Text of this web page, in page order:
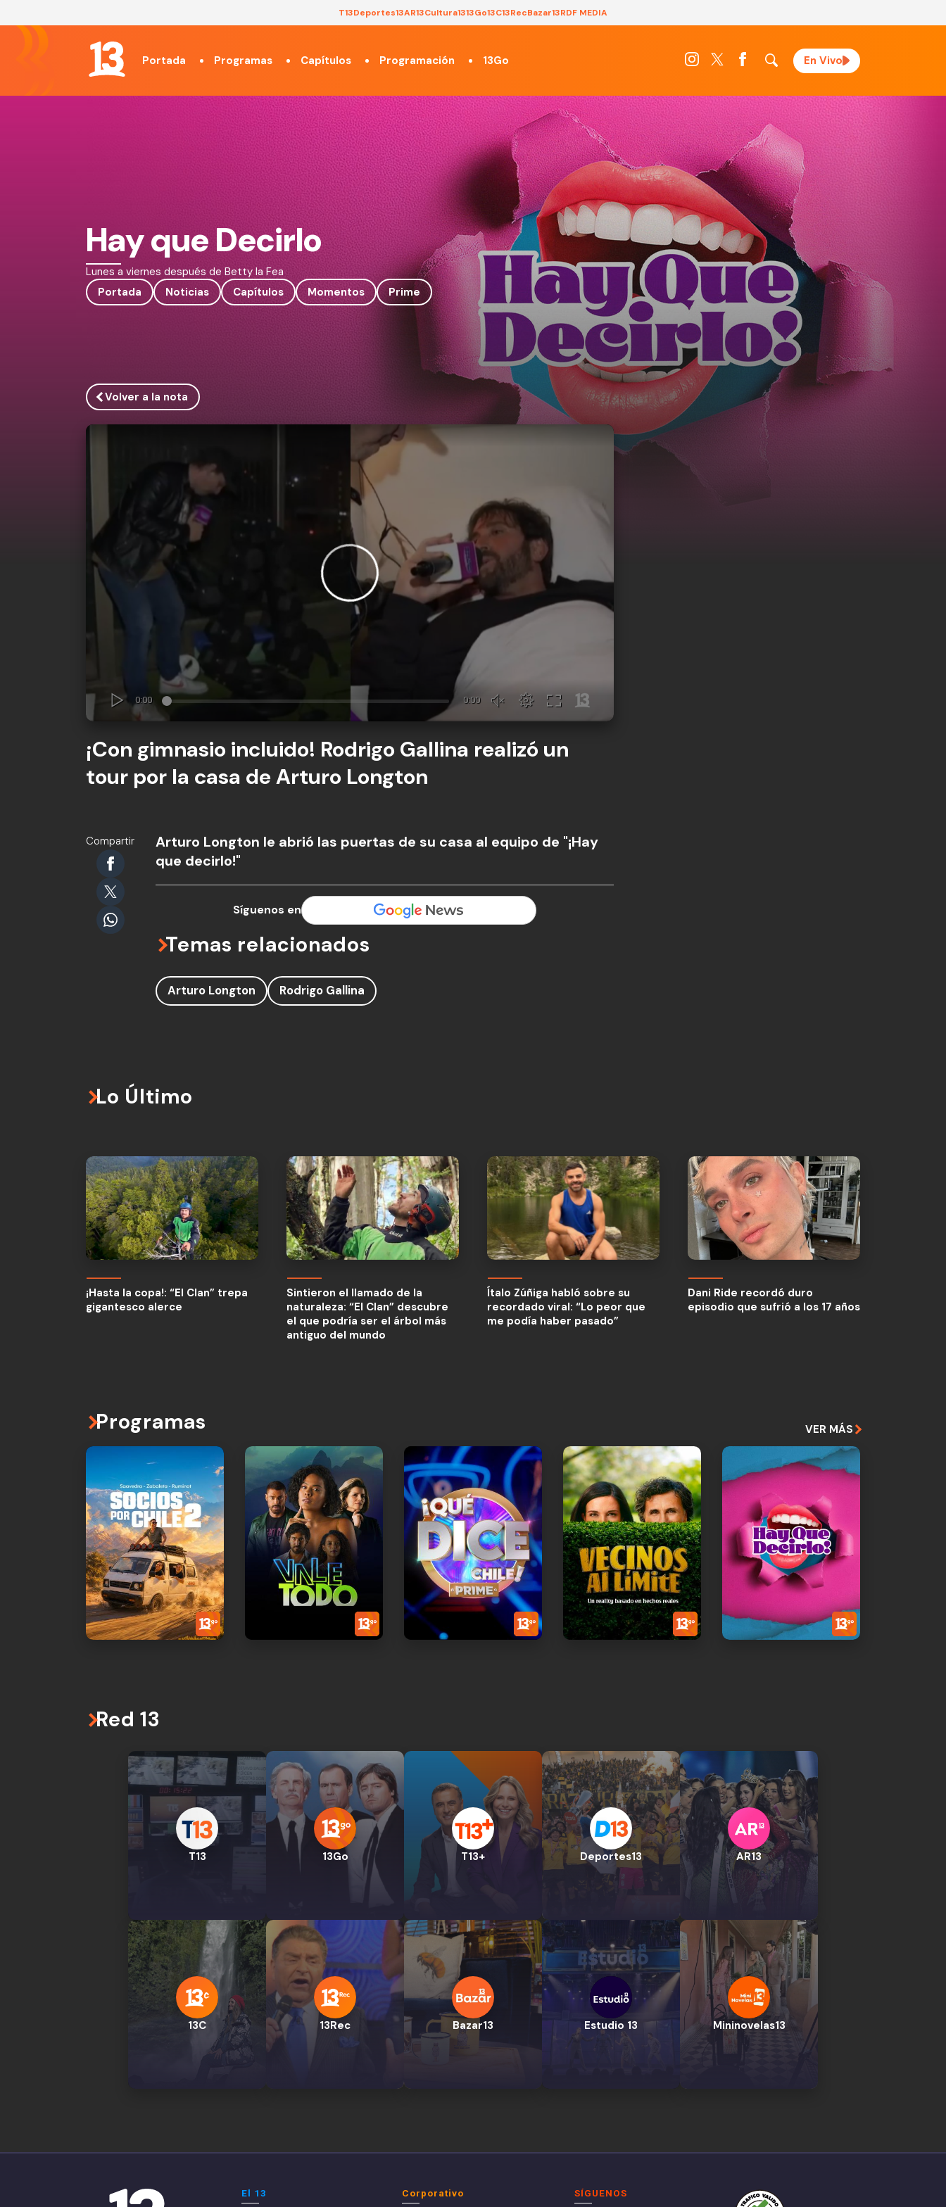
T13Deportes13AR13Cultura1313Go13C13RecBazar13RDF MEDIA
Portada Programas Capítulos Programación 13Go En Vivo
Hay que Decirlo
Lunes a viernes después de Betty la Fea
Portada
Noticias Capítulos Momentos Prime
Volver a la nota
¡Con gimnasio incluido! Rodrigo Gallina realizó un
tour por la casa de Arturo Longton
Compartir
Arturo Longton le abrió las puertas de su casa al equipo de "¡Hay
que decirlo!"
Síguenos en
Temas relacionados
Arturo Longton Rodrigo Gallina
Lo Último
gigantesco alerce
¡Hasta la copa!: “El Clan” trepa
gigantesco alerce
naturaleza: “El Clan” descubre
el que podría ser el árbol más
antiguo del mundo
Sintieron el llamado de la
naturaleza: “El Clan” descubre
el que podría ser el árbol más
antiguo del mundo
Ítalo Zúñiga habló sobre su
recordado viral: “Lo peor que
me podía haber pasado”
Dani Ride recordó duro
episodio que sufrió a los 17 años
Programas VER MÁS
Red 13
T13 13Go T13+ Deportes13 AR13
13C 13Rec Bazar13 Estudio 13 Mininovelas13
El 13 Corporativo SÍGUENOS